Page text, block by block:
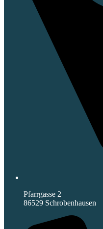
Pfarrgasse 2
86529 Schrobenhausen